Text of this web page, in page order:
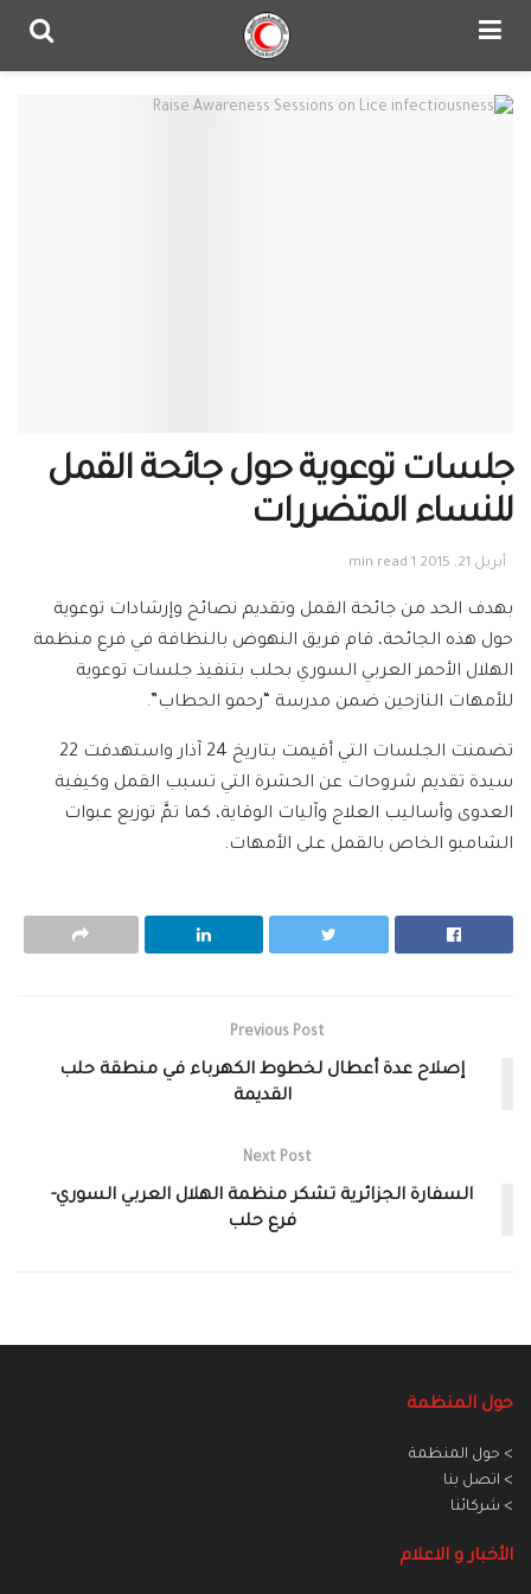
جلسات توعوية حول جائحة القمل
للنساء المتضررات
أبريل 21, 2015 1 min read
بهدف الحد من جائحة القمل وتقديم نصائح وإرشادات توعوية
حول هذه الجائحة، قام فريق النهوض بالنظافة في فرع منظمة
الهلال الأحمر العربي السوري بحلب بتنفيذ جلسات توعوية
للأمهات النازحين ضمن مدرسة “رحمو الحطاب”.
تضمنت الجلسات التي أقيمت بتاريخ 24 آذار واستهدفت 22
سيدة تقديم شروحات عن الحشرة التي تسبب القمل وكيفية
العدوى وأساليب العلاج وآليات الوقاية، كما تمَّ توزيع عبوات
الشامبو الخاص بالقمل على الأمهات.
Previous Post
إصلاح عدة أعطال لخطوط الكهرباء في منطقة حلب
القديمة
Next Post
السفارة الجزائرية تشكر منظمة الهلال العربي السوري-
فرع حلب
حول المنظمة
> حول المنظمة
> اتصل بنا
> شركائنا
الأخبار و الاعلام